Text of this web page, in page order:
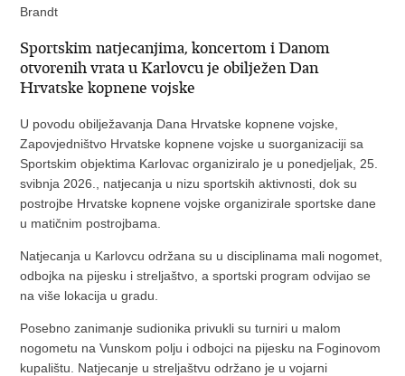
Brandt
Sportskim natjecanjima, koncertom i Danom
otvorenih vrata u Karlovcu je obilježen Dan
Hrvatske kopnene vojske
U povodu obilježavanja Dana Hrvatske kopnene vojske,
Zapovjedništvo Hrvatske kopnene vojske u suorganizaciji sa
Sportskim objektima Karlovac organiziralo je u ponedjeljak, 25.
svibnja 2026., natjecanja u nizu sportskih aktivnosti, dok su
postrojbe Hrvatske kopnene vojske organizirale sportske dane
u matičnim postrojbama.
Natjecanja u Karlovcu održana su u disciplinama mali nogomet,
odbojka na pijesku i streljaštvo, a sportski program odvijao se
na više lokacija u gradu.
Posebno zanimanje sudionika privukli su turniri u malom
nogometu na Vunskom polju i odbojci na pijesku na Foginovom
kupalištu. Natjecanje u streljaštvu održano je u vojarni